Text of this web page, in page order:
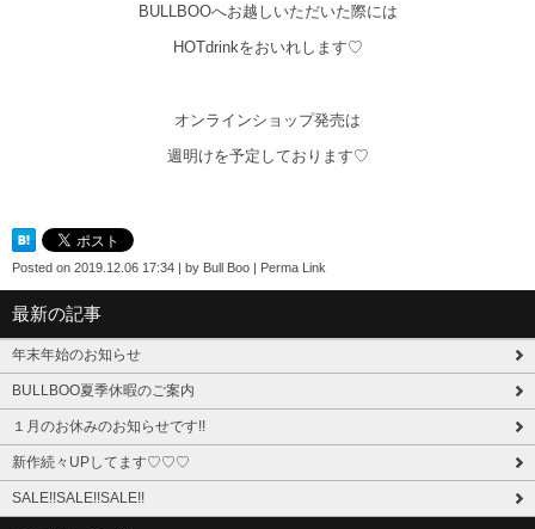
BULLBOOへお越しいただいた際には
HOTdrinkをおいれします♡
オンラインショップ発売は
週明けを予定しております♡
Posted on 2019.12.06 17:34 by Bull Boo Perma Link
最新の記事
年末年始のお知らせ
BULLBOO夏季休暇のご案内
１月のお休みのお知らせです!!
新作続々UPしてます♡♡♡
SALE!!SALE!!SALE!!